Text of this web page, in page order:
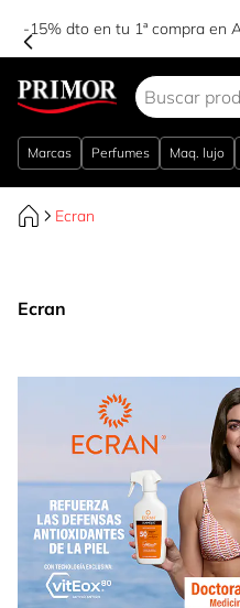
-15% dto en tu 1ª compra en
Marcas Perfumes Maq. lujo
Ecran
Ecran